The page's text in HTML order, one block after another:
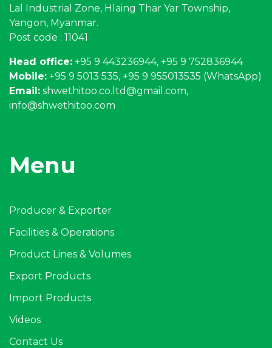
Lal Industrial Zone, Hlaing Thar Yar Township,
Yangon, Myanmar.
Post code : 11041
Head office: +95 9 443236944, +95 9 752836944
Mobile: +95 9 5013 535, +95 9 955013535 (WhatsApp)
Email: shwethitoo.co.ltd@gmail.com,
info@shwethitoo.com
Menu
Producer & Exporter
Facilities & Operations
Product Lines & Volumes
Export Products
Import Products
Videos
Contact Us